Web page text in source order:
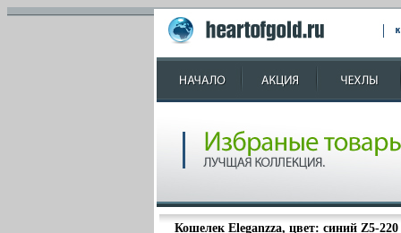
Кошелек Eleganzza, цвет: синий Z5-220